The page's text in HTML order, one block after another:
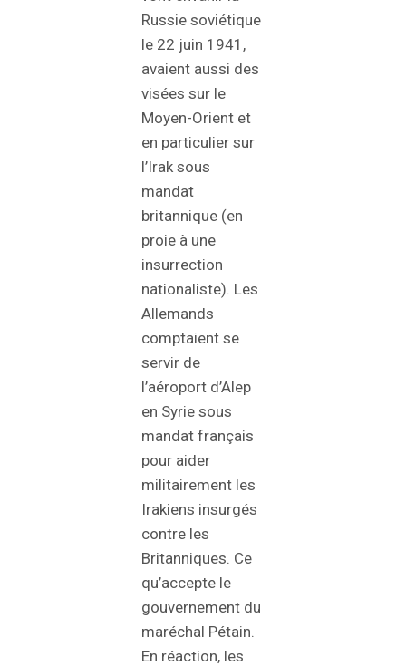
Russie soviétique
le 22 juin 1941,
avaient aussi des
visées sur le
Moyen-Orient et
en particulier sur
l’Irak sous
mandat
britannique (en
proie à une
insurrection
nationaliste). Les
Allemands
comptaient se
servir de
l’aéroport d’Alep
en Syrie sous
mandat français
pour aider
militairement les
Irakiens insurgés
contre les
Britanniques. Ce
qu’accepte le
gouvernement du
maréchal Pétain.
En réaction, les